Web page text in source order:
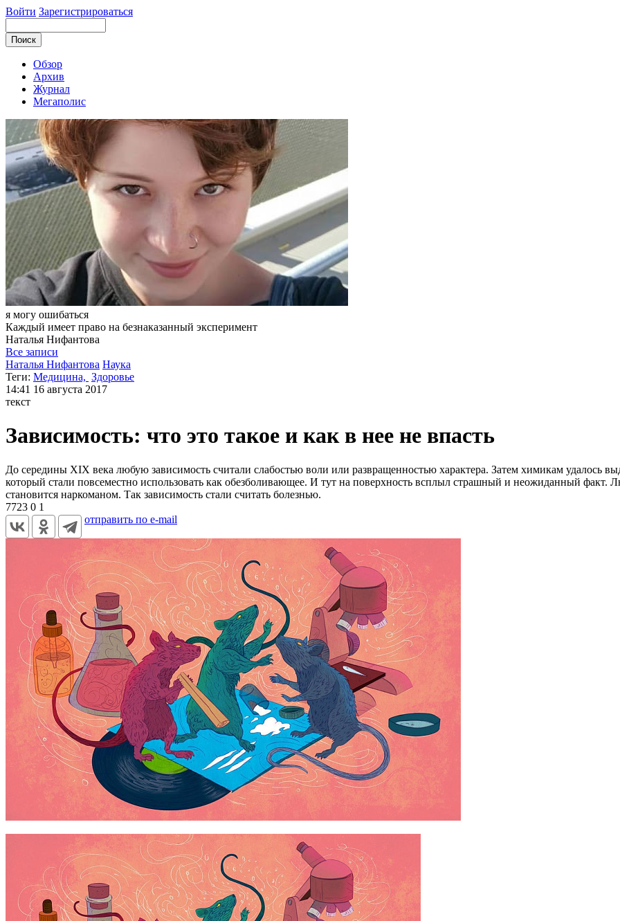
Войти Зарегистрироваться
Обзор
Архив
Журнал
Мегаполис
я могу ошибаться
Каждый имеет право на безнаказанный эксперимент
Наталья Нифантова
Все записи
Наталья Нифантова Наука
Теги: Медицина, Здоровье
14:41 16 августа 2017
текст
Зависимость: что это такое и как в нее не впасть
До середины XIX века любую зависимость считали слабостью воли или развращенностью характера. Затем химикам удалось
который стали повсеместно использовать как обезболивающее. И тут на поверхность всплыл страшный и неожиданный факт.
становится наркоманом. Так зависимость стали считать болезнью.
7723 0 1
отправить по e-mail